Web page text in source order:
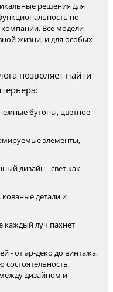
решения для
по
компании. Все модели
жизни, и для особых
позволяет найти
бутоны, цветное
элементы,
дизайн - свет как
кованые детали и
каждый луч пахнет
- от ар-деко до винтажа,
состоятельность,
дизайном и